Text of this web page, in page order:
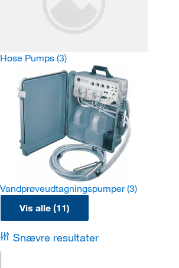
Hose Pumps (3)
Vandprøveudtagningspumper(3)
Vis alle (11)
Snævre resultater